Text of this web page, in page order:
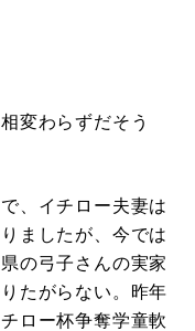
変わらずだそう
、イチロー夫妻は
ましたが、今では
の弓子さんの実家
たがらない。昨年
ロー杯争奪学童軟